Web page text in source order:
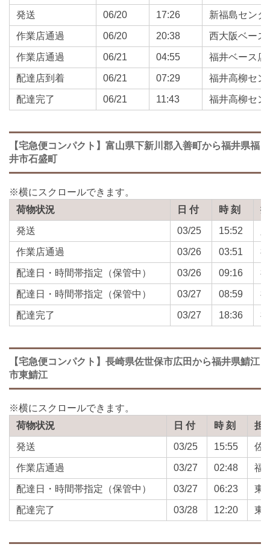
発送 06/20 17:26 新福島センタ
作業店通過 06/20 20:38 西大阪ベース
作業店通過 06/21 04:55 福井ベース店
配達店到着 06/21 07:29 福井高柳セン
配達完了 06/21 11:43 福井高柳セン
【宅急便コンパクト】富山県下新川郡入善町から福井県福
井市石盛町
荷物状況 日 付 時 刻
発送 03/25 15:52
作業店通過 03/26 03:51
配達日・時間帯指定（保管中） 03/26 09:16
配達日・時間帯指定（保管中） 03/27 08:59
配達完了 03/27 18:36
【宅急便コンパクト】長崎県佐世保市広田から福井県鯖江
市東鯖江
荷物状況 日 付 時 刻 担
発送 03/25 15:55 佐
作業店通過 03/27 02:48 福
配達日・時間帯指定（保管中） 03/27 06:23 東
配達完了 03/28 12:20 東